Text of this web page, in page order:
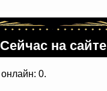
Сейчас на сайте
0.